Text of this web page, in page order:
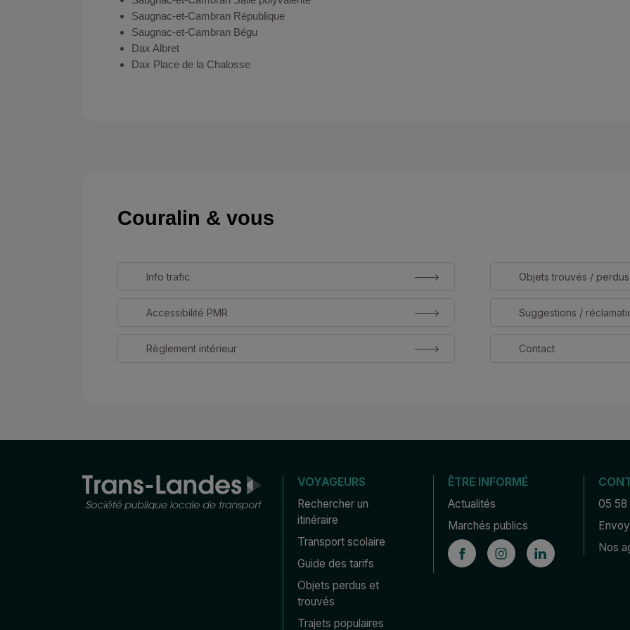
Saugnac-et-Cambran République
Saugnac-et-Cambran Bégu
Dax Albret
Dax Place de la Chalosse
Couralin & vous
Info trafic
Accessibilité PMR
Règlement intérieur
Objets trouvés / perdus
Suggestions /
Contact
VOYAGEURS
Rechercher un
itinéraire
Transport scolaire
Guide des tarifs
Objets perdus et
trouvés
Trajets populaires
ÊTRE INFORMÉ
Actualités
Marchés publics
05 58
Nos